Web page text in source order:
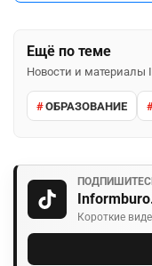
Ещё по теме
Новости и материалы
ОБРАЗОВАНИЕ
Короткие